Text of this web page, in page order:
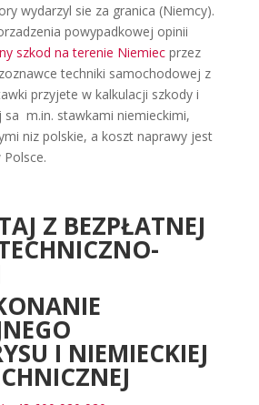
wydarzyl sie za granica (Niemcy).
powypadkowej opinii
szkod na terenie Niemiecprzez
techniki samochodowej z
przyjete w kalkulacji szkody i
sa m.in. stawkami niemieckimi,
niz polskie, a koszt naprawy jest
Z BEZPŁATNEJ
I NIEMIECKIEJ